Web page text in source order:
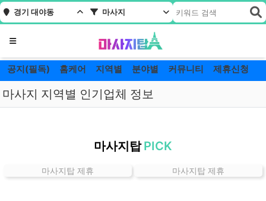
경기 대야동 마사지
메뉴
공지(필독) 홈케어 지역별 분야별 커뮤니티 제휴신청
마사지 지역별 인기업체 정보
동
마사지탑 PICK
마사지탑 제휴 마사지탑 제휴